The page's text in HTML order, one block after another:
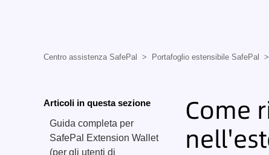
Centro assistenza SafePal Portafoglio estensibile SafePal
Articoli in questa sezione
Guida completa per
SafePal Extension Wallet
(per gli utenti di
Come